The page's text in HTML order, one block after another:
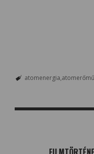
atomenergia atomerőmű